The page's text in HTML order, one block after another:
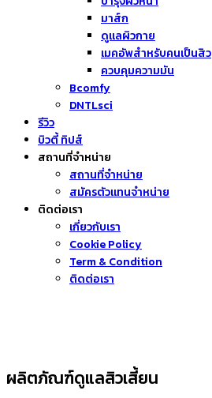
มาส์ก
ดูแลผิวกาย
เมคอัพสำหรับคนเป็นสิว
ควบคุมความมัน
Bcomfy
DNTLsci
รีวิว
บิวตี้ ทิปส์
สถานที่จำหน่าย
สถานที่จำหน่าย
สมัครตัวแทนจำหน่าย
ติดต่อเรา
เกี่ยวกับเรา
Cookie Policy
Term & Condition
ติดต่อเรา
ผลิตภัณฑ์ดูแลสิวเสี้ยน